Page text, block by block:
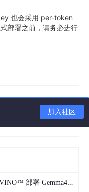
也会采用 per-token
部署之前，请务必进行
加入社区
部署 Gemma4-12B